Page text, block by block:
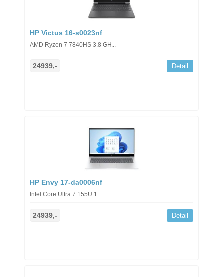
HP Victus 16-s0023nf
AMD Ryzen 7 7840HS 3.8 GH...
24939,- Detail
HP Envy 17-da0006nf
Intel Core Ultra 7 155U 1...
24939,- Detail